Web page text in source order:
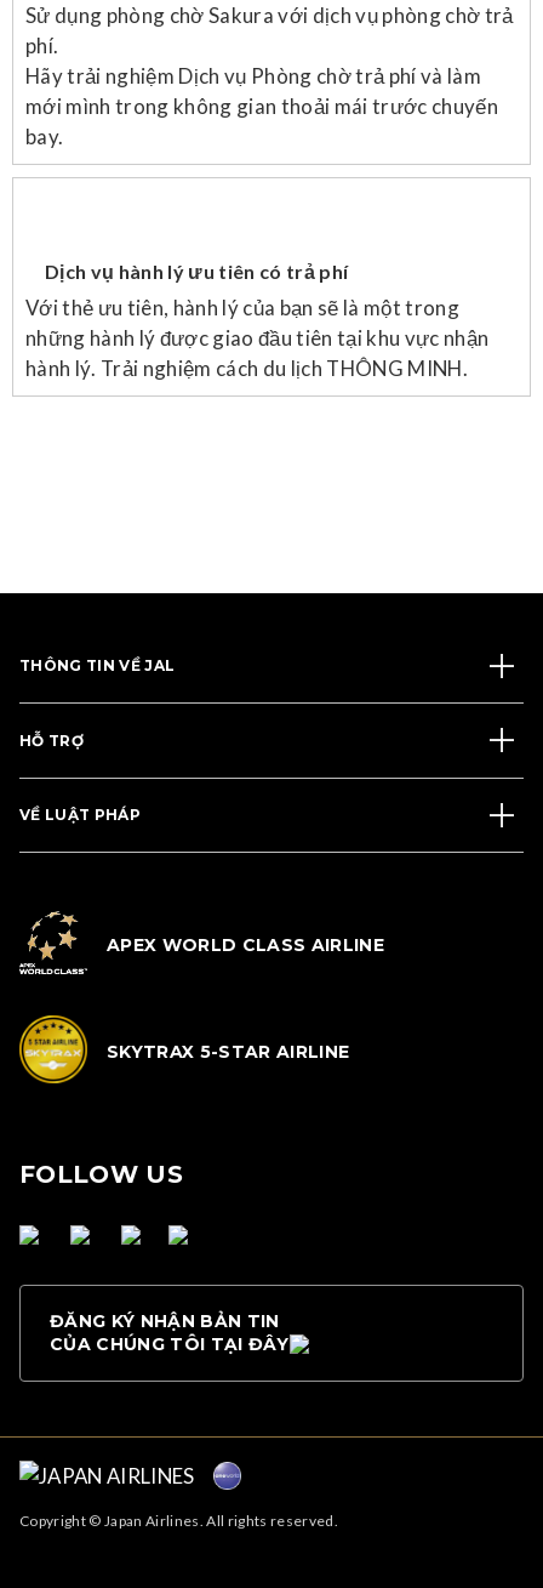
Sử dụng phòng chờ Sakura với dịch vụ phòng chờ trả
phí.
Hãy trải nghiệm Dịch vụ Phòng chờ trả phí và làm
mới mình trong không gian thoải mái trước chuyến
bay.
Dịch vụ hành lý ưu tiên có trả phí
Với thẻ ưu tiên, hành lý của bạn sẽ là một trong
những hành lý được giao đầu tiên tại khu vực nhận
hành lý. Trải nghiệm cách du lịch THÔNG MINH.
THÔNG TIN VỀ JAL
HỖ TRỢ
VỀ LUẬT PHÁP
APEX WORLD CLASS AIRLINE
SKYTRAX 5-STAR AIRLINE
FOLLOW US
ĐĂNG KÝ NHẬN BẢN TIN
CỦA CHÚNG TÔI TẠI ĐÂY
Copyright © Japan Airlines. All rights reserved.